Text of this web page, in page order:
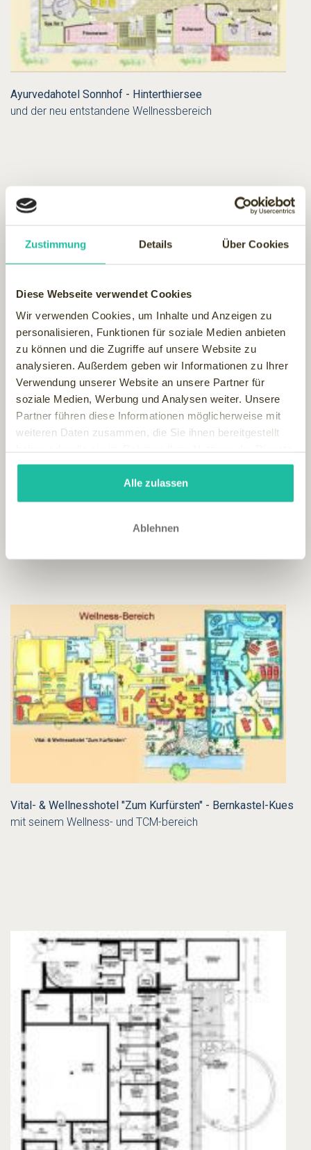
Zustimmung Details Über Cookies
Diese Webseite verwendet Cookies
Wir verwenden Cookies, um Inhalte und Anzeigen zu
personalisieren, Funktionen für soziale Medien anbieten
zu können und die Zugriffe auf unsere Website zu
analysieren. Außerdem geben wir Informationen zu Ihrer
Verwendung unserer Website an unsere Partner für
soziale Medien, Werbung und Analysen weiter. Unsere
Partner führen diese Informationen möglicherweise mit
weiteren Daten zusammen, die Sie ihnen bereitgestellt
gesammelt haben.
Alle zulassen
Ablehnen
Ayurvedahotel Sonnhof - Hinterthiersee
und der neu entstandene Wellnessbereich
Wellnessresidenz Schalber - Serfaus
mit seinem Wellness Paradies und dem Lady Spa
Vital- & Wellnesshotel "Zum Kurfürsten" - Bernkastel-Kues
mit seinem Wellness- und TCM-bereich